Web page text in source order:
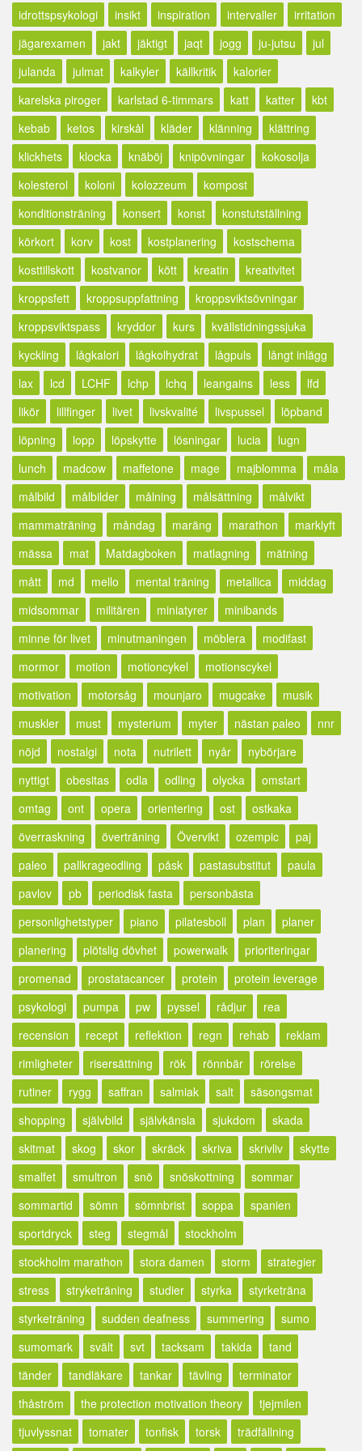
idrottspsykologi insikt inspiration intervaller
irritation
jägarexamen
jakt jäktigt jaqt jogg ju-jutsu
jul
julanda
julmat kalkyler källkritik
kalorier
karelska piroger
karlstad 6-timmars katt katter
kbt
kebab
ketos kirskål kläder klänning
klättring
klickhets
klocka knäböj knipövningar
kokosolja
kolesterol
koloni kolozzeum
kompost
konditionsträning
konsert konst
konstutställning
körkort
korv kost kostplanering
kostschema
kosttillskott
kostvanor kött kreatin
kreativitet
kroppsfett
kroppsuppfattning
kroppsviktsövningar
kroppsviktspass
kryddor kurs
kvällstidningssjuka
kyckling
lågkalori lågkolhydrat lågpuls
långt inlägg
lax
lcd LCHF lchp lchq leangains less
lfd
likör
lillfinger livet livskvalité livspussel
löpband
löpning
lopp löpskytte lösningar lucia
lugn
lunch
madcow maffetone mage majblomma
måla
målbild
målbilder målning målsättning
målvikt
mammaträning
måndag maräng marathon
marklyft
mässa
mat Matdagboken matlagning
mätning
mått
md mello mental träning metallica
middag
midsommar
militären miniatyrer
minibands
minne för livet
minutmaningen möblera
modifast
mormor
motion motioncykel
motionscykel
motivation
motorsåg mounjaro mugcake
musik
muskler
must mysterium myter nästan paleo
nnr
nöjd
nostalgi nota nutrilett nyår
nybörjare
nyttigt
obesitas odla odling olycka
omstart
omtag
ont opera orientering ost
ostkaka
överraskning
överträning Övervikt ozempic
paj
paleo
pallkrageodling påsk pastasubstitut
paula
pavlov
pb periodisk fasta
personbästa
personlighetstyper
piano pilatesboll plan
planer
planering
plötslig dövhet powerwalk
prioriteringar
promenad
prostatacancer protein
protein leverage
psykologi
pumpa pw pyssel rådjur
rea
recension
recept reflektion regn rehab
reklam
rimligheter
risersättning rök rönnbär
rörelse
rutiner
rygg saffran salmiak salt
säsongsmat
shopping
självbild självkänsla sjukdom
skada
skitmat
skog skor skräck skriva skrivliv
skytte
smalfet
smultron snö snöskottning
sommar
sommartid
sömn sömnbrist soppa
spanien
sportdryck
steg stegmål
stockholm
stockholm marathon
stora damen storm
strategier
stress
stryketräning studier styrka
styrketräna
styrketräning
sudden deafness summering
sumo
sumomark
svält svt tacksam takida
tand
tänder
tandläkare tankar tävling
terminator
thåström
the protection motivation theory
tjejmilen
tjuvlyssnat
tomater tonfisk torsk
trädfällning